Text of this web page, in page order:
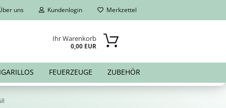
uns Kundenlogin Merkzettel
Ihr Warenkorb
0,00 EUR
FEUERZEUGE ZUBEHÖR